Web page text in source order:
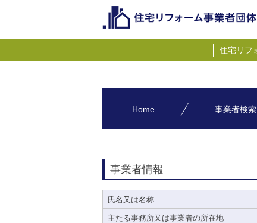
住宅リフ
Home 事業者検索
事業者情報
氏名又は名称
主たる事務所又は事業者の所在地